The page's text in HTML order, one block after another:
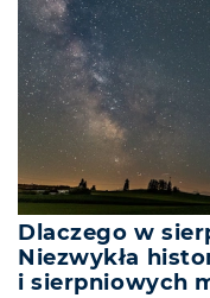
Dlaczego w
Niezwykła
i sierpniowych